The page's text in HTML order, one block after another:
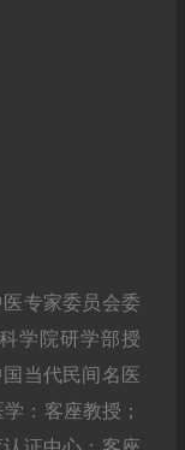
专家委员会委
学院研学部授
当代民间名医
：客座教授；